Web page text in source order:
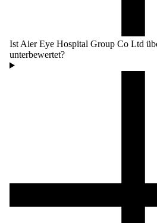
Ist Aier Eye Hospital Group Co Ltd
unterbewertet?